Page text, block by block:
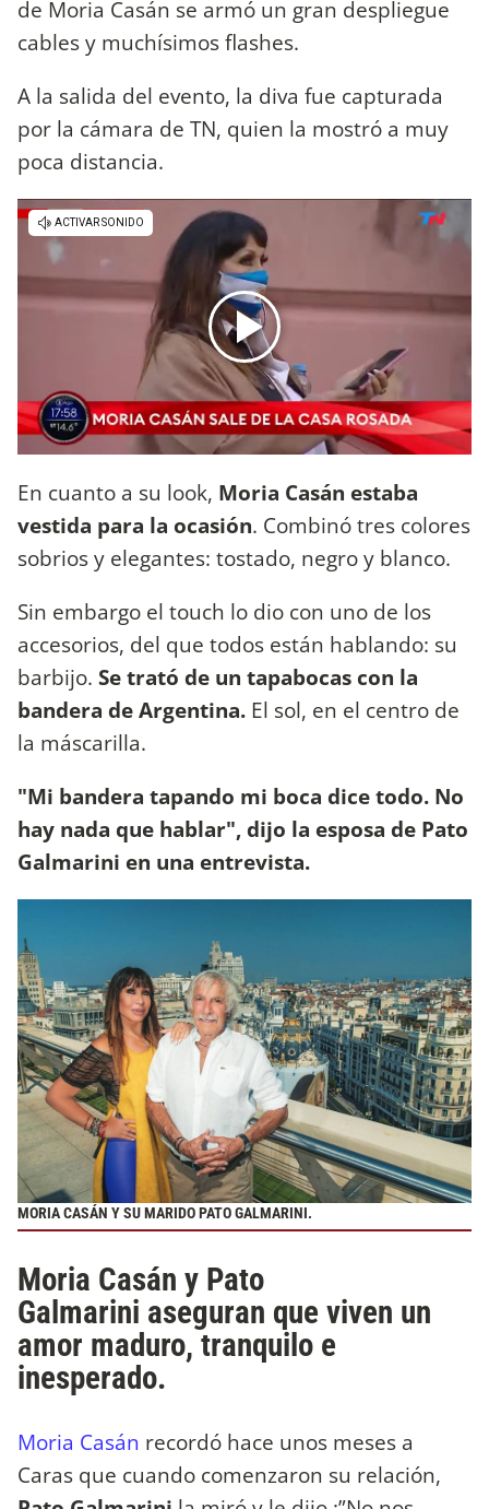
de Moria Casán se armó un gran despliegue
cables y muchísimos flashes.
A la salida del evento, la diva fue capturada
por la cámara de TN, quien la mostró a muy
poca distancia.
En cuanto a su look, Moria Casán estaba
vestida para la ocasión. Combinó tres colores
sobrios y elegantes: tostado, negro y blanco.
Sin embargo el touch lo dio con uno de los
accesorios, del que todos están hablando: su
barbijo. Se trató de un tapabocas con la
bandera de Argentina. El sol, en el centro de
la máscarilla.
"Mi bandera tapando mi boca dice todo. No
hay nada que hablar", dijo la esposa de Pato
Galmarini en una entrevista.
MORIA CASÁN Y SU MARIDO PATO GALMARINI.
Moria Casán y Pato
Galmarini aseguran que viven un
amor maduro, tranquilo e
inesperado.
Moria Casán recordó hace unos meses a
Caras que cuando comenzaron su relación,